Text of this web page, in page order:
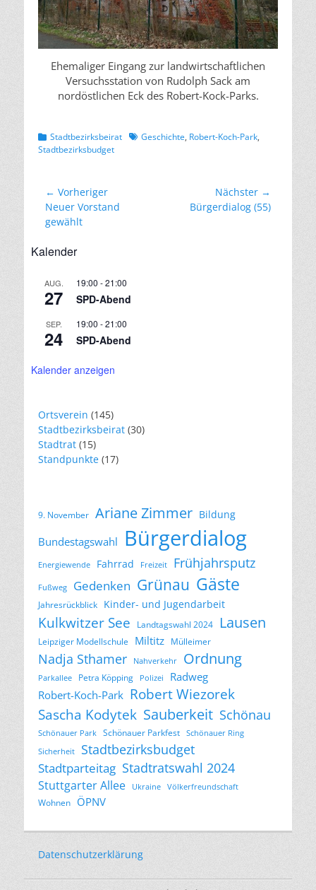
Ehemaliger Eingang zur landwirtschaftlichen
Versuchsstation von Rudolph Sack am
nordöstlichen Eck des Robert-Kock-Parks.
Kategorien
Stadtbezirksbeirat Schlagworte
Geschichte, Robert-Koch-Park,
Stadtbezirksbudget
Beitragsnavigation
← Vorheriger
Vorheriger
Beitrag:
Neuer Vorstand
gewählt
Nächster →
NächsterBürgerdialog (55)
Kalender
AUG.
27
19:00 -21:00
SPD-Abend
SEP.
24
19:00 -21:00
SPD-Abend
Kalender anzeigen
Ortsverein (145)
Stadtbezirksbeirat (30)
Stadtrat (15)
Standpunkte (17)
9. November Ariane Zimmer Bildung
Bundestagswahl Bürgerdialog
Energiewende Fahrrad Freizeit Frühjahrsputz
Fußweg Gedenken Grünau Gäste
Jahresrückblick Kinder- und Jugendarbeit
Kulkwitzer See Landtagswahl 2024 Lausen
Leipziger Modellschule Miltitz Mülleimer
Nadja Sthamer Nahverkehr Ordnung
Parkallee Petra Köpping Polizei
Radweg
Robert-Koch-Park Robert Wiezorek
Sascha Kodytek Sauberkeit Schönau
Schönauer Park Schönauer Parkfest
Schönauer Ring
Sicherheit
Stadtbezirksbudget
Stadtparteitag Stadtratswahl 2024
Stuttgarter Allee Ukraine Völkerfreundschaft
Wohnen ÖPNV
Datenschutzerklärung